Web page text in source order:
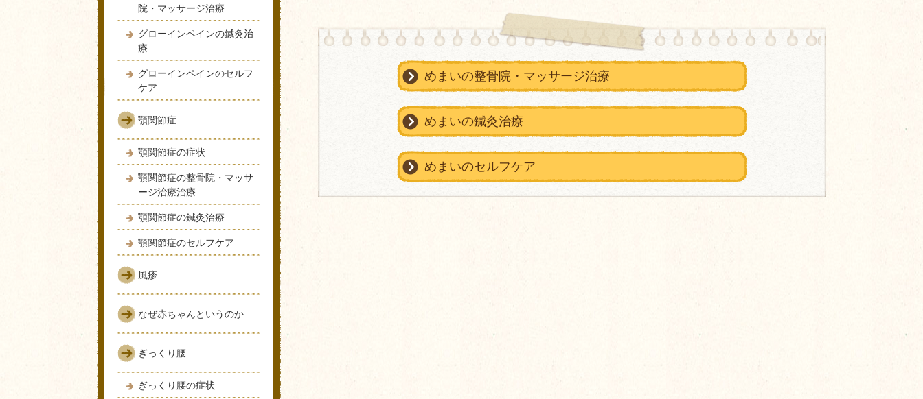
めまいの整骨院・マッサージ治療
めまいの鍼灸治療
めまいのセルフケア
院・マッサージ治療
グローインペインの鍼灸治
療
グローインペインのセルフ
ケア
顎関節症
顎関節症の症状
顎関節症の整骨院・マッサ
ージ治療治療
顎関節症の鍼灸治療
顎関節症のセルフケア
風疹
なぜ赤ちゃんというのか
ぎっくり腰
ぎっくり腰の症状